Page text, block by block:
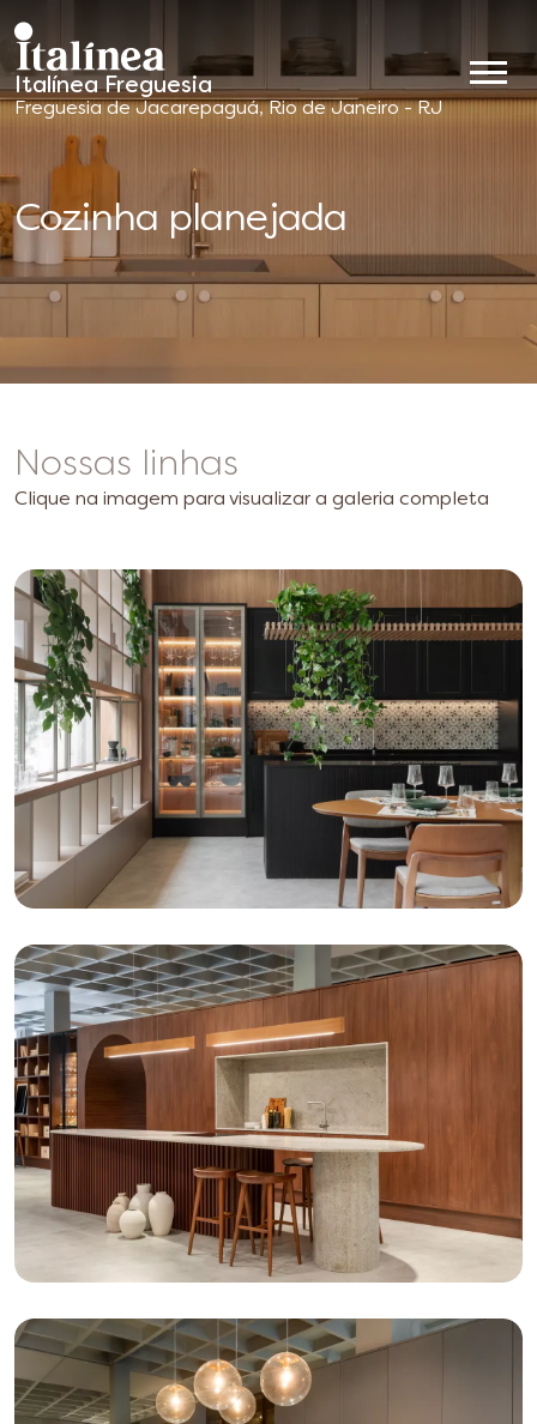
Italínea Freguesia
Móveis
Planejados
Freguesia de Jacarepaguá, Rio de Janeiro - RJ
Cozinha planejada
Nossas linhas
Clique na imagem para visualizar a galeria completa